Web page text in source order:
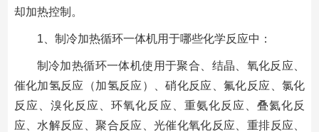
却加热控制。
1、制冷加热循环一体机用于哪些化学反应中：
制冷加热循环一体机使用于聚合、结晶、氧化反应、
催化加氢反应（加氢反应）、硝化反应、氟化反应、氯化
反应、溴化反应、环氧化反应、重氨化反应、叠氦化反
应、水解反应、聚合反应、光催化氧化反应、重排反应、